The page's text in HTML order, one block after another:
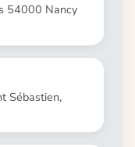
54000 Nancy
Sébastien,